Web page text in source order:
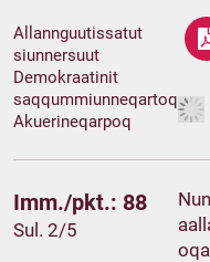
Allannguutissatut
siunnersuut
Demokraatinit
saqqummiunneqartoq
Akuerineqarpoq
Imm./pkt.: 88
Sul. 2/5